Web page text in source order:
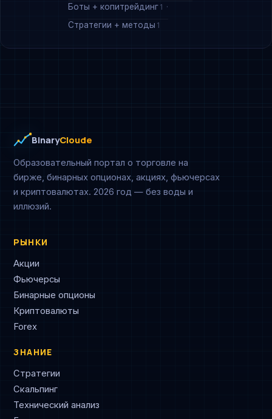
Боты + копитрейдинг 1
Стратегии + методы 1
BinaryCloude
Образовательный портал о торговле на
бирже, бинарных опционах, акциях, фьючерсах
и криптовалютах. 2026 год — без воды и
иллюзий.
РЫНКИ
Акции
Фьючерсы
Бинарные опционы
Криптовалюты
Forex
ЗНАНИЕ
Стратегии
Скальпинг
Технический анализ